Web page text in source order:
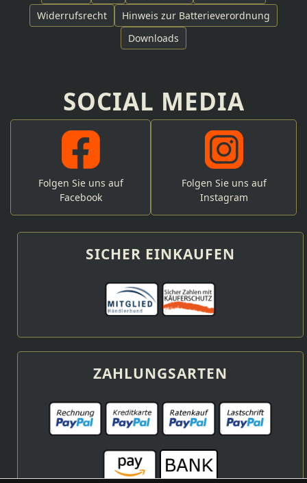
Widerrufsrecht
Hinweis zur Batterieverordnung
Downloads
SOCIAL MEDIA
Folgen Sie uns auf
Facebook
Folgen Sie uns auf
Instagram
SICHER EINKAUFEN
ZAHLUNGSARTEN